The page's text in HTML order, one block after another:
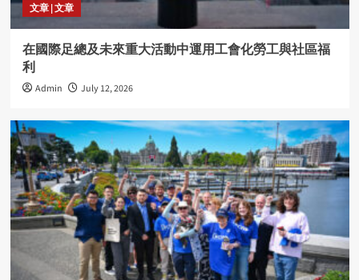
文章 | 文章
在國際足總及未來重大活動中運用工會化勞工與社區福
利
Admin July 12, 2026